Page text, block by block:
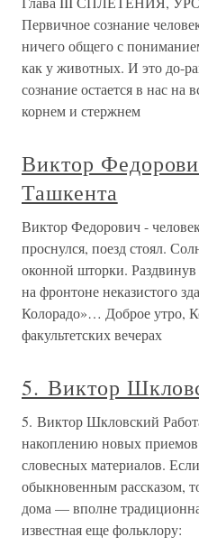
Первичное сознание
ничего общего с
как у животных. И это до-
сознание остается в нас на
корнем и стержнем
Виктор
Ташкента
Виктор Федорович -
проснулся, поезд стоял.
оконной шторки.
на фронтоне неказистого
Колорадо»… Доброе утро,
факультетских вечерах
5. Виктор
5. Виктор Шкловский
накоплению новых
словесных материалов.
обыкновенным рассказом,
дома — вполне
известная еще фольклору: